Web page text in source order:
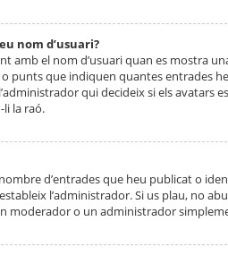
nom d’usuari?
amb el nom d’usuari quan es mostra
punts que indiquen quantes entrades
qui decideix si els
la raó.
d’entrades que heu publicat o
l’administrador. Si us plau, no
o un administrador